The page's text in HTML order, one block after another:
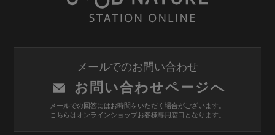
メールでのお問い合わせ
お問い合わせページへ
メールでの回答にはお時間をいただく場合がございます。
こちらはオンラインショップお客様専用窓口となります。